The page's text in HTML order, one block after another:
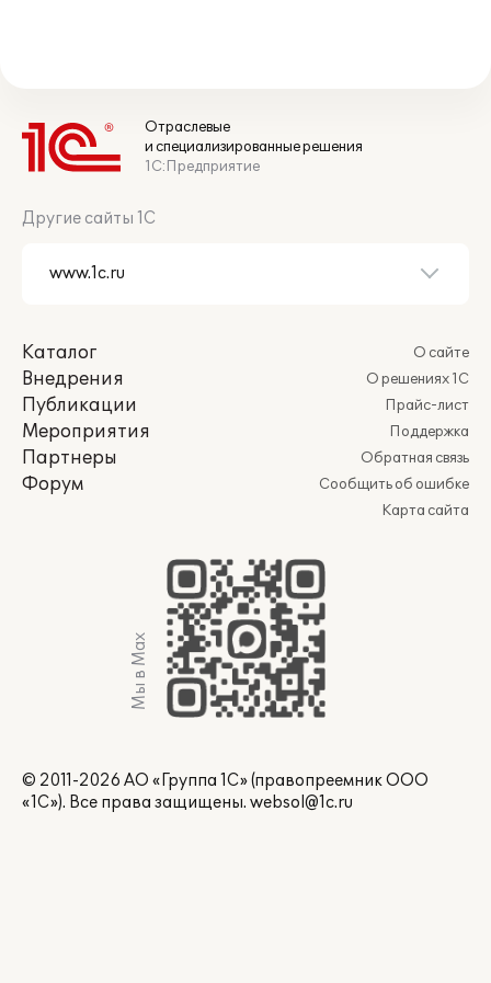
Отраслевые
и специализированные решения
1С:Предприятие
Другие сайты 1С
Каталог
Внедрения
Публикации
Мероприятия
Партнеры
Форум
О сайте
О решениях 1С
Прайс-лист
Поддержка
Обратная связь
Сообщить об ошибке
Карта сайта
Мы в Max
© 2011-2026 АО «Группа 1С» (правопреемник ООО
«1С»). Все права защищены. websol@1c.ru